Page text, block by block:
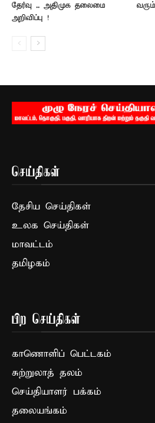
தேர்வு .. அதிமுக தலைமை
அறிவிப்பு !
செய்திகள்
தேசிய செய்திகள்
உலக செய்திகள்
மாவட்டம்
தமிழகம்
பிற செய்திகள்
காணொளிப் பெட்டகம்
சுற்றுலாத் தலம்
செய்தியாளர் பக்கம்
தலையங்கம்